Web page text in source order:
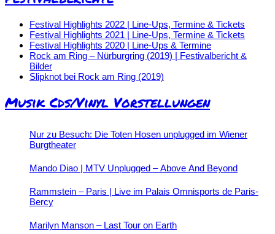
Festival Highlights 2022 | Line-Ups, Termine & Tickets
Festival Highlights 2021 | Line-Ups, Termine & Tickets
Festival Highlights 2020 | Line-Ups & Termine
Rock am Ring – Nürburgring (2019) | Festivalbericht &
Bilder
Slipknot bei Rock am Ring (2019)
Musik Cds/Vinyl Vorstellungen
Nur zu Besuch: Die Toten Hosen unplugged im Wiener
Burgtheater
Mando Diao | MTV Unplugged – Above And Beyond
Rammstein – Paris | Live im Palais Omnisports de Paris-
Bercy
Marilyn Manson – Last Tour on Earth